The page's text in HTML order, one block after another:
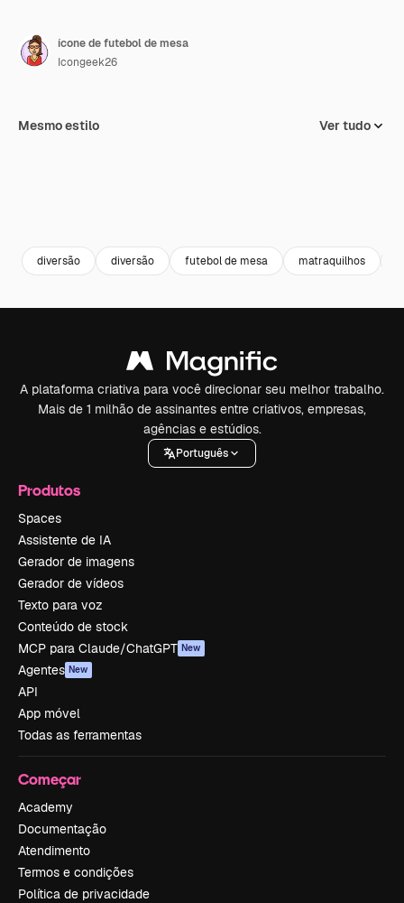
ícone de futebol de mesa
Icongeek26
Mesmo estilo Ver tudo
diversão diversão futebol de mesa matraquilhos
A plataforma criativa para você direcionar seu melhor trabalho.
Mais de 1 milhão de assinantes entre criativos, empresas,
agências e estúdios.
Português
Produtos
Spaces
Assistente de IA
Gerador de imagens
Gerador de vídeos
Texto para voz
Conteúdo de stock
MCP para Claude/ChatGPT New
Agentes New
API
App móvel
Todas as ferramentas
Começar
Academy
Documentação
Atendimento
Termos e condições
Política de privacidade